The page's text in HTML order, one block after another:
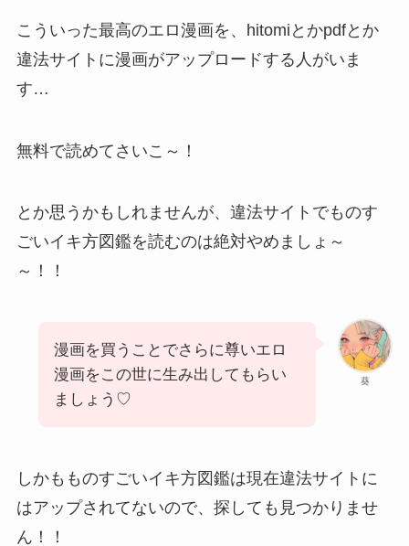
こういった最高のエロ漫画を、hitomiとかpdfとか
違法サイトに漫画がアップロードする人がいま
す…
無料で読めてさいこ～！
とか思うかもしれませんが、違法サイトでものす
ごいイキ方図鑑を読むのは絶対やめましょ～
～！！
葵
漫画を買うことでさらに尊いエロ
漫画をこの世に生み出してもらい
ましょう♡
しかもものすごいイキ方図鑑は現在違法サイトに
はアップされてないので、探しても見つかりませ
ん！！